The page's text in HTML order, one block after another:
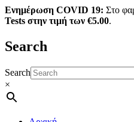
Ενημέρωση COVID 19: Στο
Tests στην τιμή των €5.00.
Search
Search
×